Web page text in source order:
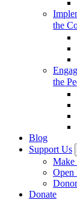
the
the
Blog
Support Us
Make
Open
Donate